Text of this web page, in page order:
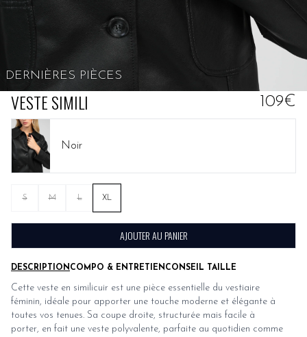
DERNIÈRES PIÈCES
VESTE SIMILI 109€
DESCRIPTIONCOMPO & ENTRETIENCONSEIL TAILLE
Cette veste en similicuir est une pièce essentielle du vestiaire
féminin, idéale pour apporter une touche moderne et élégante à
toutes vos tenues. Sa coupe droite, structurée mais facile à
porter, en fait une veste polyvalente, parfaite au quotidien comme
Noir
S M L XL
AJOUTER AU PANIER